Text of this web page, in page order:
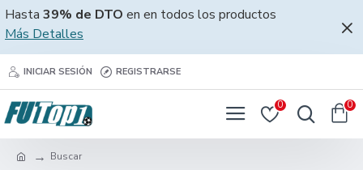
Hasta 39% de DTO en en todos los productos
Más Detalles
INICIAR SESIÓN REGISTRARSE
0 0
Buscar